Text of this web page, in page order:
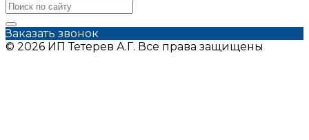
Заказать звонок
© 2026 ИП Тетерев А.Г. Все права защищены